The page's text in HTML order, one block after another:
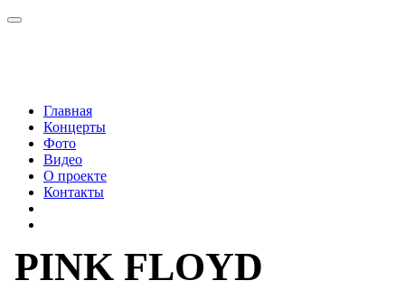
Главная
Концерты
Фото
Видео
О проекте
Контакты
PINK FLOYD